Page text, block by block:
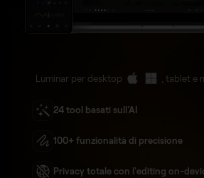
Luminar per desktop , tablet e
24 tool basati sull'AI
100+ funzionalità di precisione
Privacy totale con l'editing on-